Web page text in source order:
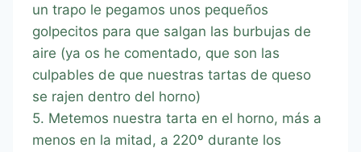
un trapo le pegamos unos pequeños
golpecitos para que salgan las burbujas de
aire (ya os he comentado, que son las
culpables de que nuestras tartas de queso
se rajen dentro del horno)
5. Metemos nuestra tarta en el horno, más a
menos en la mitad, a 220º durante los